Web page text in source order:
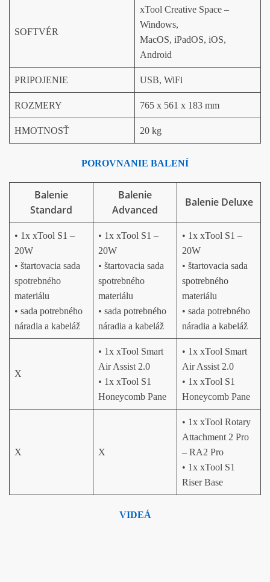
SOFTVÉR
xTool Creative Space –
Windows,
MacOS, iPadOS, iOS,
Android
PRIPOJENIE USB, WiFi
ROZMERY 765 x 561 x 183 mm
HMOTNOSŤ 20 kg
POROVNANIE BALENÍ
Balenie
Standard
Balenie
Advanced
Balenie Deluxe
• 1x xTool S1 –
20W
• štartovacia sada
spotrebného
materiálu
• sada potrebného
náradia a kabeláž
• 1x xTool S1 –
20W
• štartovacia sada
spotrebného
materiálu
• sada potrebného
náradia a kabeláž
• 1x xTool S1 –
20W
• štartovacia sada
spotrebného
materiálu
• sada potrebného
náradia a kabeláž
X
• 1x xTool Smart
Air Assist 2.0
• 1x xTool S1
Honeycomb Pane
• 1x xTool Smart
Air Assist 2.0
• 1x xTool S1
Honeycomb Pane
X X
• 1x xTool Rotary
Attachment 2 Pro
– RA2 Pro
• 1x xTool S1
Riser Base
VIDEÁ